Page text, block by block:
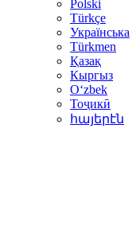
Polski
Türkçe
Українська
Türkmen
Қазақ
Кыргыз
Oʻzbek
Тоҷикӣ
հայերէն